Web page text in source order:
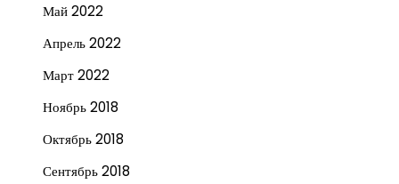
Май 2022
Апрель 2022
Март 2022
Ноябрь 2018
Октябрь 2018
Сентябрь 2018